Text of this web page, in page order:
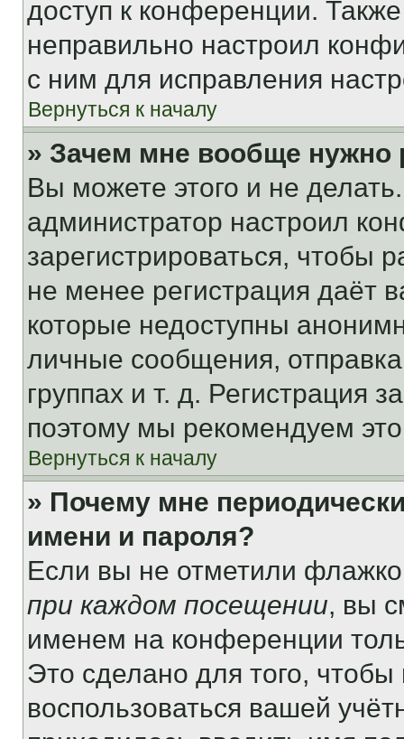
доступ к конференции.
неправильно настроил
с ним для исправления
Вернуться к началу
» Зачем мне вообще нужно
Вы можете этого и не
администратор настроил
зарегистрироваться, чтобы
не менее регистрация даёт
которые недоступны
личные сообщения,
группах и т. д. Регистрация
поэтому мы рекомендуем
Вернуться к началу
» Почему мне
имени и пароля?
Если вы не отметили
при каждом посещении, вы
именем на конференции
Это сделано для того, чтобы
воспользоваться вашей